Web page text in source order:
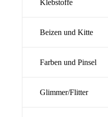
Klebstoffe
Beizen und Kitte
Farben und Pinsel
Glimmer/Flitter